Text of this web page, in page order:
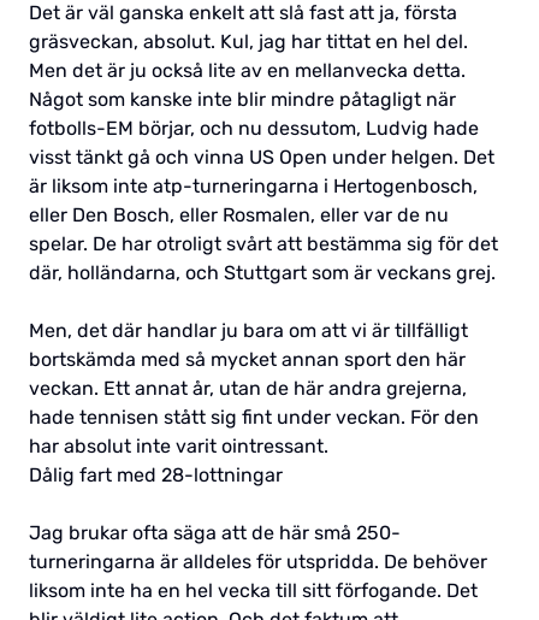
Det är väl ganska enkelt att slå fast att ja, första
gräsveckan, absolut. Kul, jag har tittat en hel del.
Men det är ju också lite av en mellanvecka detta.
Något som kanske inte blir mindre påtagligt när
fotbolls-EM börjar, och nu dessutom, Ludvig hade
visst tänkt gå och vinna US Open under helgen. Det
är liksom inte atp-turneringarna i Hertogenbosch,
eller Den Bosch, eller Rosmalen, eller var de nu
spelar. De har otroligt svårt att bestämma sig för det
där, holländarna, och Stuttgart som är veckans grej.
Men, det där handlar ju bara om att vi är tillfälligt
bortskämda med så mycket annan sport den här
veckan. Ett annat år, utan de här andra grejerna,
hade tennisen stått sig fint under veckan. För den
har absolut inte varit ointressant.
Dålig fart med 28-lottningar
Jag brukar ofta säga att de här små 250-
turneringarna är alldeles för utspridda. De behöver
liksom inte ha en hel vecka till sitt förfogande. Det